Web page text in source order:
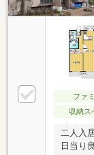
ファ
収納ス
二人入
日当り